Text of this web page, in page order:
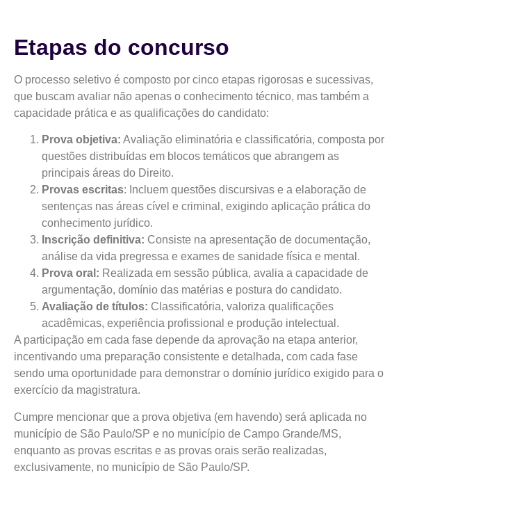
Etapas do concurso
O processo seletivo é composto por cinco etapas rigorosas e sucessivas,
que buscam avaliar não apenas o conhecimento técnico, mas também a
capacidade prática e as qualificações do candidato:
Prova objetiva: Avaliação eliminatória e classificatória, composta por
questões distribuídas em blocos temáticos que abrangem as
principais áreas do Direito.
Provas escritas: Incluem questões discursivas e a elaboração de
sentenças nas áreas cível e criminal, exigindo aplicação prática do
conhecimento jurídico.
Inscrição definitiva: Consiste na apresentação de documentação,
análise da vida pregressa e exames de sanidade física e mental.
Prova oral: Realizada em sessão pública, avalia a capacidade de
argumentação, domínio das matérias e postura do candidato.
Avaliação de títulos: Classificatória, valoriza qualificações
acadêmicas, experiência profissional e produção intelectual.
A participação em cada fase depende da aprovação na etapa anterior,
incentivando uma preparação consistente e detalhada, com cada fase
sendo uma oportunidade para demonstrar o domínio jurídico exigido para o
exercício da magistratura​.
Cumpre mencionar que a prova objetiva (em havendo) será aplicada no
município de São Paulo/SP e no município de Campo Grande/MS,
enquanto as provas escritas e as provas orais serão realizadas,
exclusivamente, no município de São Paulo/SP.